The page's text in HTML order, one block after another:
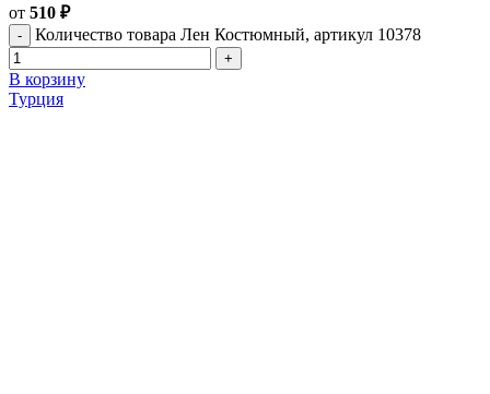
от 510 ₽
Количество товара Лен Костюмный, артикул 10378
В корзину
Турция